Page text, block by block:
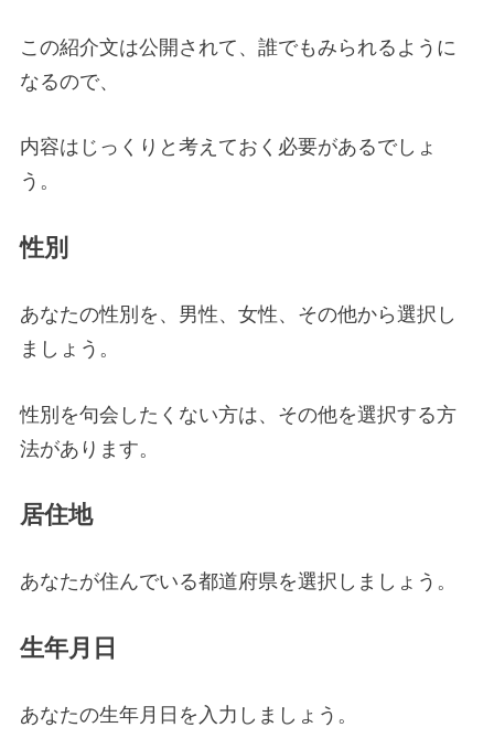
この紹介文は公開されて、誰でもみられるように
なるので、
内容はじっくりと考えておく必要があるでしょ
う。
性別
あなたの性別を、男性、女性、その他から選択し
ましょう。
性別を句会したくない方は、その他を選択する方
法があります。
居住地
あなたが住んでいる都道府県を選択しましょう。
生年月日
あなたの生年月日を入力しましょう。